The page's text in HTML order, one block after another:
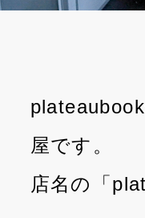
屋です。
店名の「